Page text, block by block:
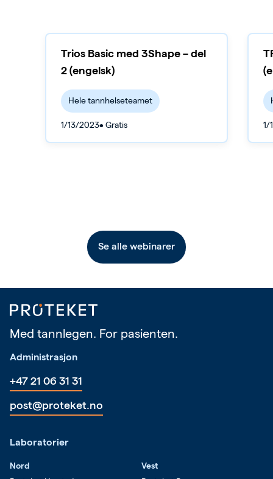
Trios Basic med 3Shape – del
2 (engelsk)
Hele tannhelseteamet
1/13/2023• Gratis 1/
Se alle webinarer
Med tannlegen. For pasienten.
Administrasjon
+47 21 06 31 31
post@proteket.no
Laboratorier
Nord
Vest